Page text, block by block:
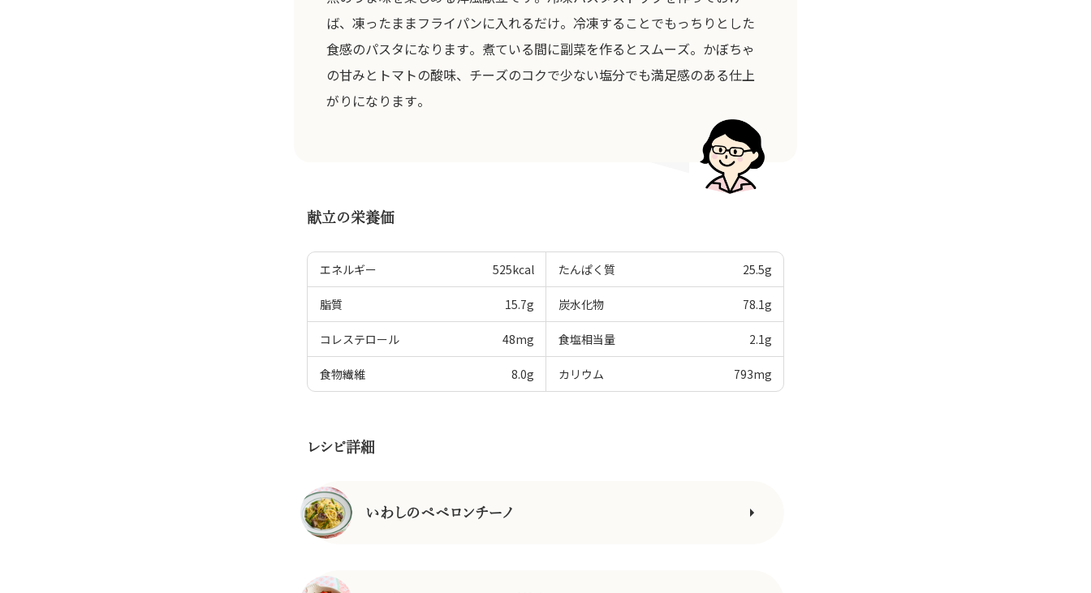
ば、凍ったままフライパンに入れるだけ。冷凍することでもっちりとした
食感のパスタになります。煮ている間に副菜を作るとスムーズ。かぼちゃ
の甘みとトマトの酸味、チーズのコクで少ない塩分でも満足感のある仕上
がりになります。
献立の栄養価
エネルギー 525kcal たんぱく質 25.5g
脂質 15.7g 炭水化物 78.1g
コレステロール 48mg 食塩相当量 2.1g
食物繊維 8.0g カリウム 793mg
レシピ詳細
いわしのペペロンチーノ